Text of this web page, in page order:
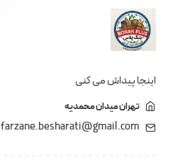
اینجا پیداش می کنی
تهران میدان محمدیه
farzane.besharati@gmail.com